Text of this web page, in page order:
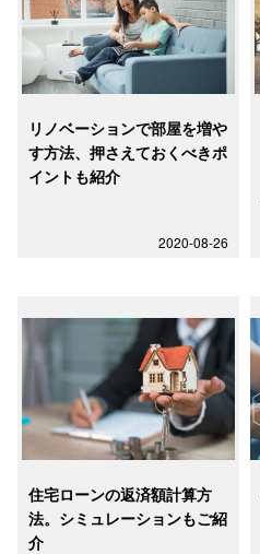
リノベーションで部屋を増や
す方法、押さえておくべきポ
イントも紹介
2020-08-26
住宅ローンの返済額計算方
法。シミュレーションもご紹
介